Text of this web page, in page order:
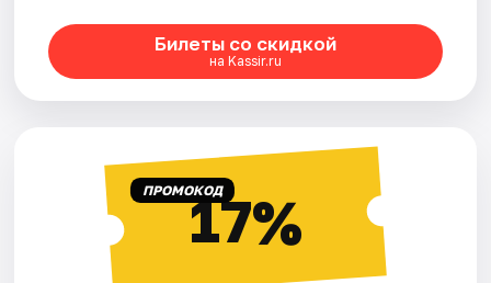
Билеты со скидкой
на Kassir.ru
ПРОМОКОД17%